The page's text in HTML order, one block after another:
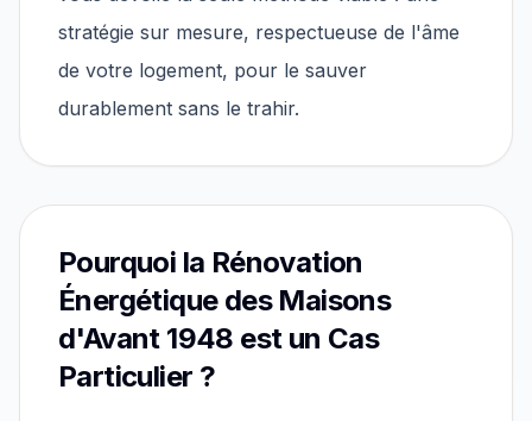
stratégie sur mesure, respectueuse de l'âme
de votre logement, pour le sauver
durablement sans le trahir.
Pourquoi la Rénovation
Énergétique des Maisons
d'Avant 1948 est un Cas
Particulier ?